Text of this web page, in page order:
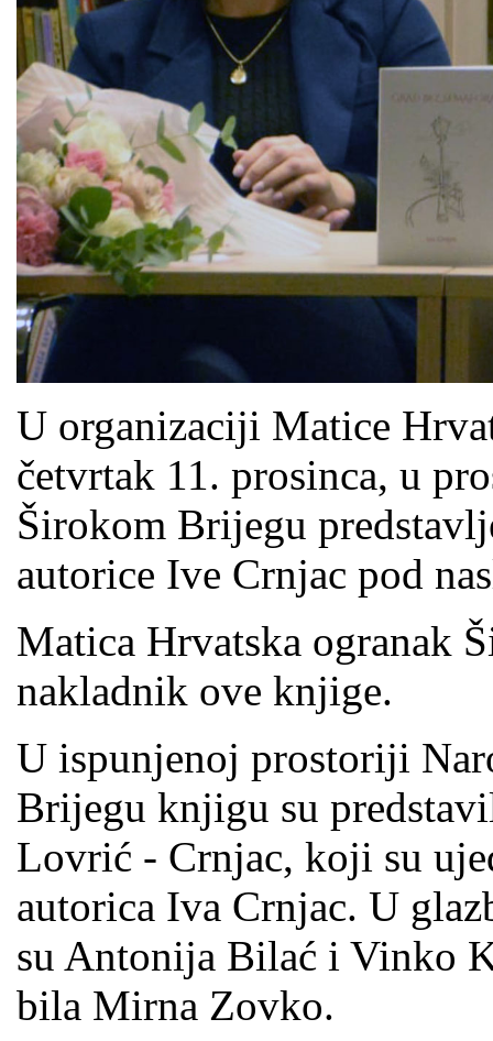
U organizaciji Matice
četvrtak 11. prosinca, u
Širokom Brijegu
autorice Ive Crnjac pod
Matica Hrvatska ogranak
nakladnik ove knjige.
U ispunjenoj prostoriji
Brijegu knjigu su
Lovrić - Crnjac, koji su
autorica Iva Crnjac. U
su Antonija Bilać i Vinko
bila Mirna Zovko.